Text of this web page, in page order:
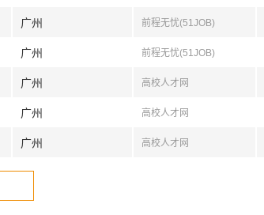
广州 前程无忧(51JOB)
广州 前程无忧(51JOB)
广州 高校人才网
广州 高校人才网
广州 高校人才网